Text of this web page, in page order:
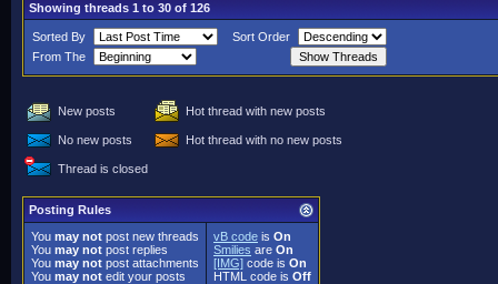
Showing threads 1 to 30 of 126
Sorted By
Sort Order
From The
New posts Hot thread with new posts
No new posts Hot thread with no new posts
Thread is closed
Posting Rules
You may not post new threads
You may not post replies
You may not post attachments
You may not edit your posts
vB code is On
Smilies are On
[IMG] code is On
HTML code is Off